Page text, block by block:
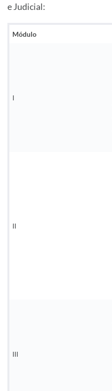
e Judicial:
Módulo
I
II
III